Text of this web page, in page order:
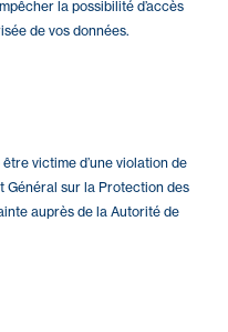
la possibilité d’accès
de vos données.
victime d’une violation de
Général sur la Protection des
auprès de la Autorité de